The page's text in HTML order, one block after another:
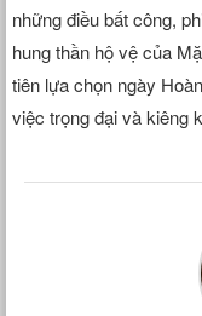
những điều bất công,
hung thần hộ vệ của
tiên lựa chọn ngày
việc trọng đại và kiêng